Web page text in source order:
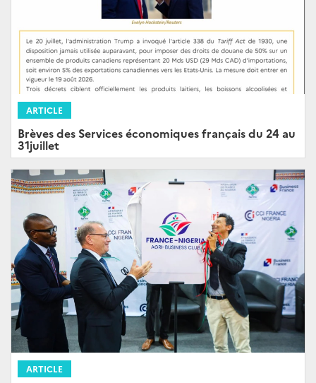
ARTICLE
Brèves des Services économiques français du 24 au
31juillet
ARTICLE